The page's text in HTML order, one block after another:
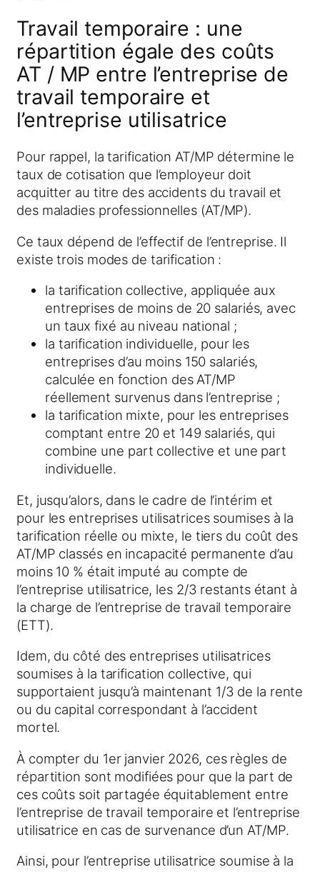
Travail temporaire : une
répartition égale des coûts
AT / MP entre l’entreprise de
travail temporaire et
l’entreprise utilisatrice
Pour rappel, la tarification AT/MP détermine le
taux de cotisation que l’employeur doit
acquitter au titre des accidents du travail et
des maladies professionnelles (AT/MP).
Ce taux dépend de l’effectif de l’entreprise. Il
existe trois modes de tarification :
la tarification collective, appliquée aux
entreprises de moins de 20 salariés, avec
un taux fixé au niveau national ;
la tarification individuelle, pour les
entreprises d’au moins 150 salariés,
calculée en fonction des AT/MP
réellement survenus dans l’entreprise ;
la tarification mixte, pour les entreprises
comptant entre 20 et 149 salariés, qui
combine une part collective et une part
individuelle.
Et, jusqu’alors, dans le cadre de l’intérim et
pour les entreprises utilisatrices soumises à la
tarification réelle ou mixte, le tiers du coût des
AT/MP classés en incapacité permanente d’au
moins 10 % était imputé au compte de
l’entreprise utilisatrice, les 2/3 restants étant à
la charge de l’entreprise de travail temporaire
(ETT).
Idem, du côté des entreprises utilisatrices
soumises à la tarification collective, qui
supportaient jusqu’à maintenant 1/3 de la rente
ou du capital correspondant à l’accident
mortel.
À compter du 1er janvier 2026, ces règles de
répartition sont modifiées pour que la part de
ces coûts soit partagée équitablement entre
l’entreprise de travail temporaire et l’entreprise
utilisatrice en cas de survenance d’un AT/MP.
Ainsi, pour l’entreprise utilisatrice soumise à la